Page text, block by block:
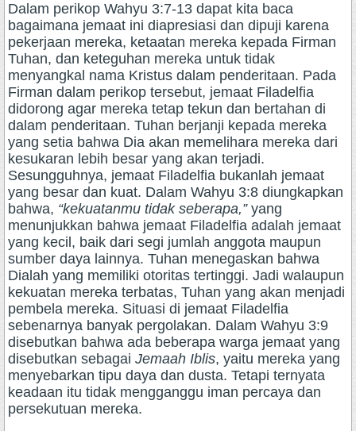
Dalam perikop Wahyu 3:7-13 dapat kita baca
bagaimana jemaat ini diapresiasi dan dipuji karena
pekerjaan mereka, ketaatan mereka kepada Firman
Tuhan, dan keteguhan mereka untuk tidak
menyangkal nama Kristus dalam penderitaan. Pada
Firman dalam perikop tersebut, jemaat Filadelfia
didorong agar mereka tetap tekun dan bertahan di
dalam penderitaan. Tuhan berjanji kepada mereka
yang setia bahwa Dia akan memelihara mereka dari
kesukaran lebih besar yang akan terjadi.
Sesungguhnya, jemaat Filadelfia bukanlah jemaat
yang besar dan kuat. Dalam Wahyu 3:8 diungkapkan
bahwa, “kekuatanmu tidak seberapa,”yang
menunjukkan bahwa jemaat Filadelfia adalah jemaat
yang kecil, baik dari segi jumlah anggota maupun
sumber daya lainnya. Tuhan menegaskan bahwa
Dialah yang memiliki otoritas tertinggi. Jadi walaupun
kekuatan mereka terbatas, Tuhan yang akan menjadi
pembela mereka. Situasi di jemaat Filadelfia
sebenarnya banyak pergolakan. Dalam Wahyu 3:9
disebutkan bahwa ada beberapa warga jemaat yang
disebutkan sebagai Jemaah Iblis, yaitu mereka yang
menyebarkan tipu daya dan dusta. Tetapi ternyata
keadaan itu tidak mengganggu iman percaya dan
persekutuan mereka.